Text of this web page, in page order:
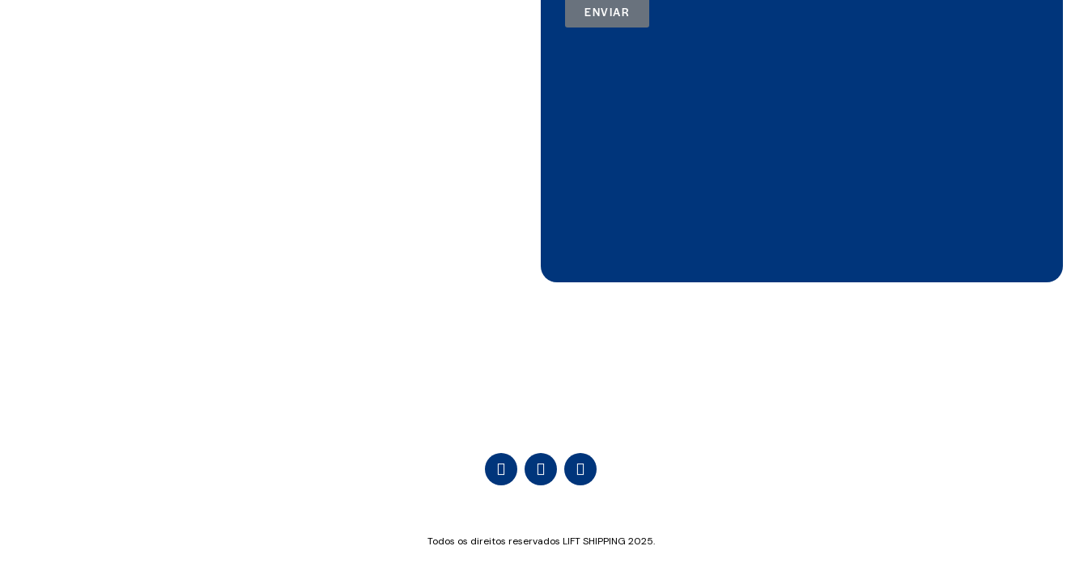
ENVIAR
Todos os direitos reservados LIFT SHIPPING 2025.